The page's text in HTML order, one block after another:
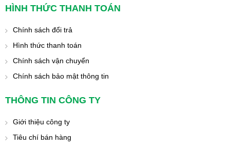
HÌNH THỨC THANH TOÁN
Chính sách đổi trả
Hình thức thanh toán
Chính sách vận chuyển
Chính sách bảo mật thông tin
THÔNG TIN CÔNG TY
Giới thiệu công ty
Tiêu chí bán hàng